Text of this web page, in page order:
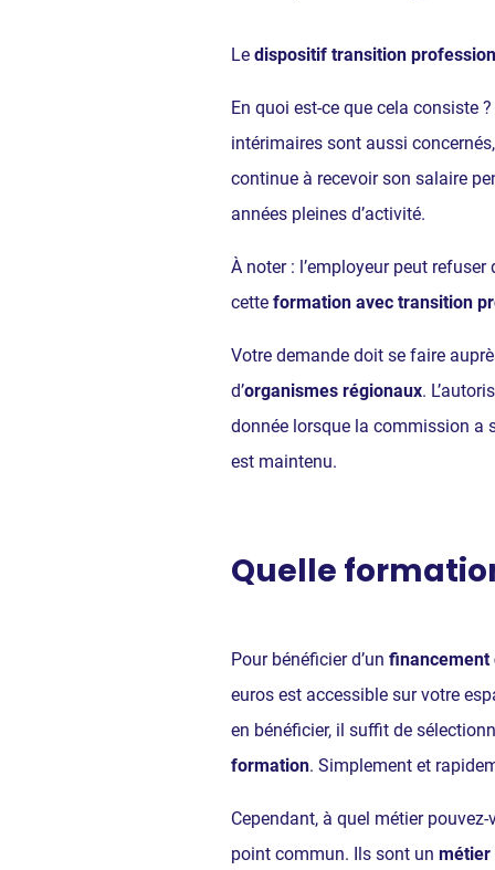
Le dispositif transition
En quoi est-ce que cela consiste ?
intérimaires sont aussi
continue à recevoir son salaire
années pleines d’activité.
À noter : l’employeur peut
cette formation avec transition
Votre demande doit se faire
d’organismes régionaux.
donnée lorsque la commission a
est maintenu.
Quelle
Pour bénéficier d’un financement
euros est accessible sur votre
en bénéficier, il suffit de
formation. Simplement et
Cependant, à quel métier
point commun. Ils sont un métier